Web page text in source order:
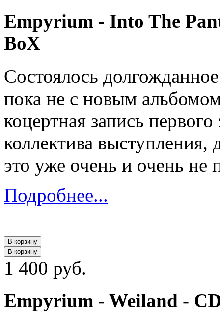
Empyrium - Into The
BoX
Состоялось
пока не с новым
коцертная запись
коллектива выступления,
это уже очень и очень не
Подробнее...
В корзину
В корзину
1 400 руб.
Empyrium - Weiland -